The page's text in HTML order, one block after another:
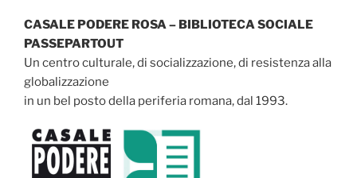
CASALE PODERE ROSA – BIBLIOTECA SOCIALE
PASSEPARTOUT
Un centro culturale, di socializzazione, di resistenza alla
globalizzazione
in un bel posto della periferia romana, dal 1993.